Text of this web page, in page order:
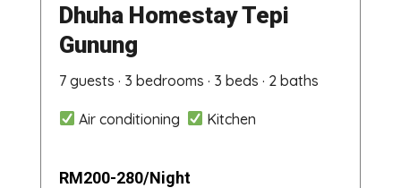
Dhuha Homestay Tepi
Gunung
7 guests · 3 bedrooms · 3 beds · 2 baths
Air conditioning Kitchen
RM200-280/Night